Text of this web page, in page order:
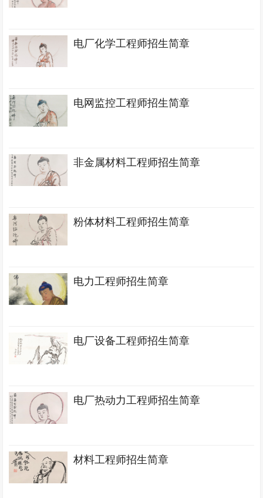
电厂化学工程师招生简章
电网监控工程师招生简章
非金属材料工程师招生简章
粉体材料工程师招生简章
电力工程师招生简章
电厂设备工程师招生简章
电厂热动力工程师招生简章
材料工程师招生简章